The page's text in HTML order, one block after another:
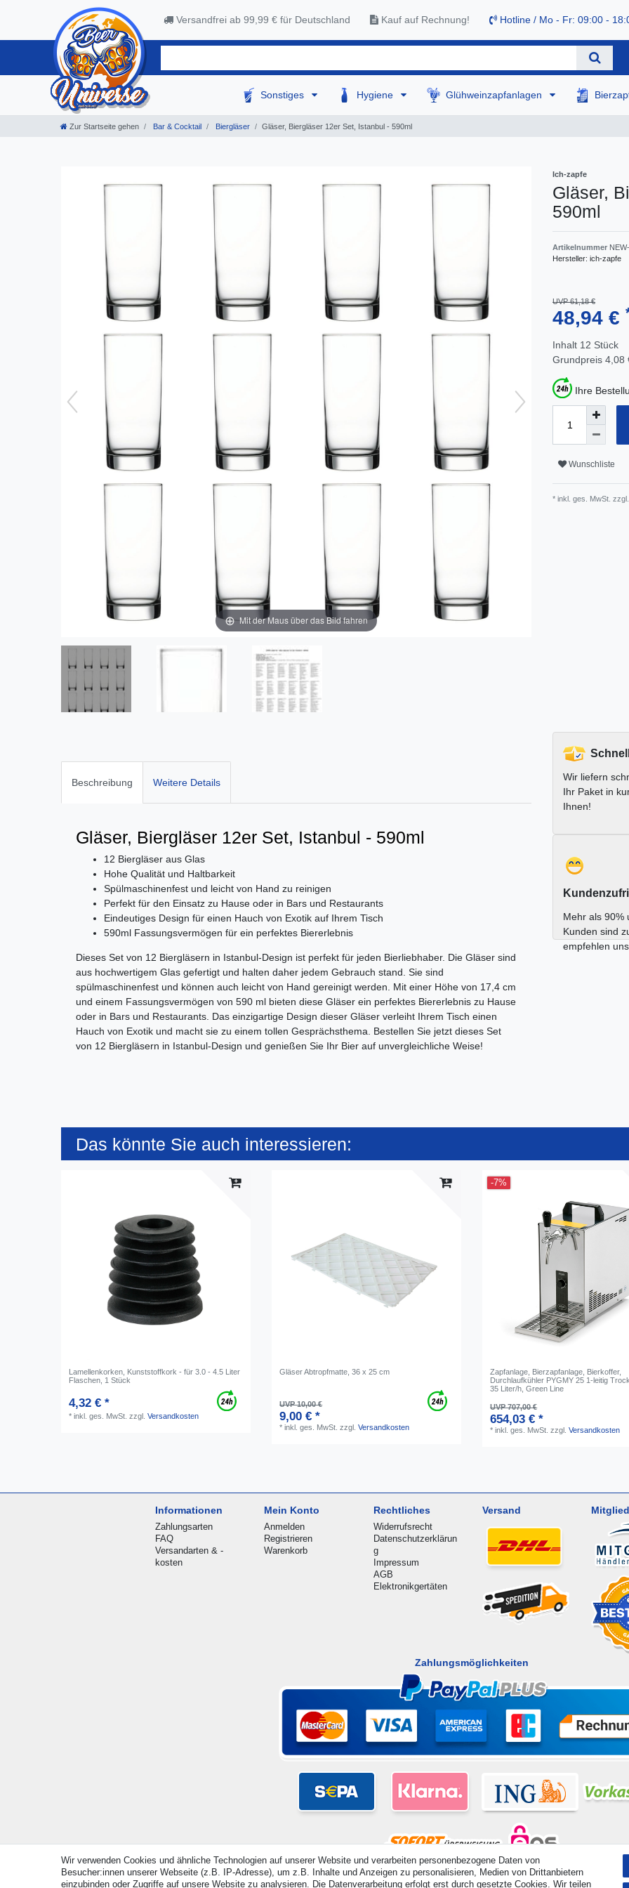
Versandfrei ab 99,99 € für Deutschland Kauf auf Rechnung! Hotline / Mo - Fr: 09:00 -
Sonstiges Hygiene Glühweinzapfanlagen
Zur Startseite gehen Bar & Cocktail Biergläser Gläser, Biergläser 12er Set, Istanbul - 590ml
Mit der Maus über das Bild fahren
Ich-zapfe
Gläser,
590ml
Artikelnummer
Hersteller: ich-zapfe
UVP 61,18 €
48,94 €
Inhalt 12 Stück
Grundpreis 4,08
Ihre
Wunschliste
* inkl. ges. MwSt. zzgl.
Beschreibung Weitere Details
Gläser, Biergläser 12er Set, Istanbul - 590ml
12 Biergläser aus Glas
Hohe Qualität und Haltbarkeit
Spülmaschinenfest und leicht von Hand zu reinigen
Perfekt für den Einsatz zu Hause oder in Bars und Restaurants
Eindeutiges Design für einen Hauch von Exotik auf Ihrem Tisch
590ml Fassungsvermögen für ein perfektes Biererlebnis
Dieses Set von 12 Biergläsern in Istanbul-Design ist perfekt für jeden Bierliebhaber. Die Gläser sind
aus hochwertigem Glas gefertigt und halten daher jedem Gebrauch stand. Sie sind
spülmaschinenfest und können auch leicht von Hand gereinigt werden. Mit einer Höhe von 17,4 cm
und einem Fassungsvermögen von 590 ml bieten diese Gläser ein perfektes Biererlebnis zu Hause
oder in Bars und Restaurants. Das einzigartige Design dieser Gläser verleiht Ihrem Tisch einen
Hauch von Exotik und macht sie zu einem tollen Gesprächsthema. Bestellen Sie jetzt dieses Set
von 12 Biergläsern in Istanbul-Design und genießen Sie Ihr Bier auf unvergleichliche Weise!
Wir liefern
Ihr Paket in
Ihnen!
Mehr als 90%
Kunden sind
empfehlen
Das könnte Sie auch interessieren:
Lamellenkorken, Kunststoffkork - für 3.0 - 4.5 Liter
Flaschen, 1 Stück
4,32 € *
*inkl. ges. MwSt. zzgl.Versandkosten
Gläser Abtropfmatte, 36 x 25 cm
UVP 10,00 €
9,00 € *
*inkl. ges. MwSt. zzgl.Versandkosten
-7%
Zapfanlage, Bierzapfanlage, Bierkoffer,
Durchlaufkühler PYGMY 25 1-leitig
35 Liter/h, Green Line
UVP 707,00 €
654,03 € *
*inkl. ges. MwSt. zzgl.Versandkosten
Informationen
Zahlungsarten
FAQ
Versandarten & -
kosten
Mein Konto
Anmelden
Registrieren
Warenkorb
Rechtliches
Widerrufsrecht
Datenschutzerklärun
g
Impressum
AGB
Elektronikgertäten
Versand
Zahlungsmöglichkeiten
© Copyright 2026 | Alle Rechte vorbehalten. - Alle Rechte vorbehalten. Preisangaben inkl. gesetzl. 19% MwSt. | Grundpreise siehe Artikeldetail | *Gilt für
Wir verwenden Cookies und ähnliche Technologien auf unserer Website und verarbeiten personenbezogene Daten von
Besucher:innen unserer Webseite (z.B. IP-Adresse), um z.B. Inhalte und Anzeigen zu personalisieren, Medien von Drittanbietern
einzubinden oder Zugriffe auf unsere Website zu analysieren. Die Datenverarbeitung erfolgt erst durch gesetzte Cookies. Wir teilen